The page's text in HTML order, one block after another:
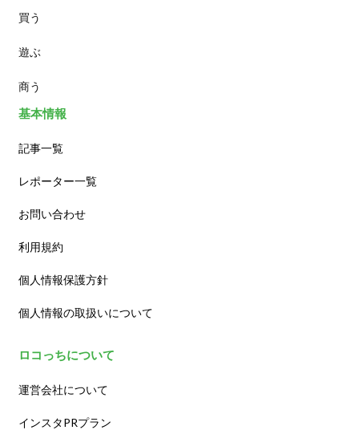
ランチ
カフェ
買う
遊ぶ
商う
基本情報
記事一覧
レポーター一覧
お問い合わせ
利用規約
個人情報保護方針
個人情報の取扱いについて
ロコっちについて
運営会社について
インスタPRプラン